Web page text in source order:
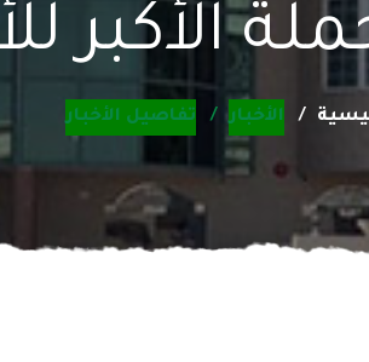
الأكبر
الأخبار تفاصيل الأخبار